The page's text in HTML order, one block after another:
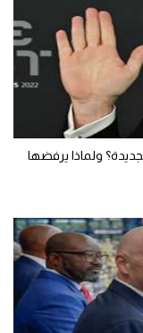
ولماذا يرفضها